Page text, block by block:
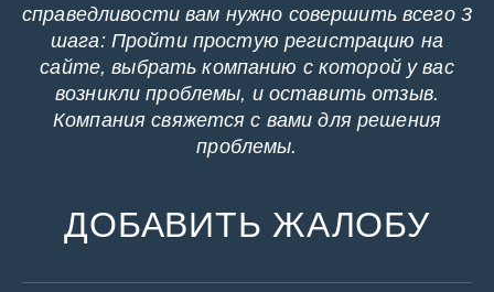
справедливости вам нужно совершить всего 3
шага: Пройти простую регистрацию на
сайте, выбрать компанию с которой у вас
возникли проблемы, и оставить отзыв.
Компания свяжется с вами для решения
проблемы.
ДОБАВИТЬ ЖАЛОБУ